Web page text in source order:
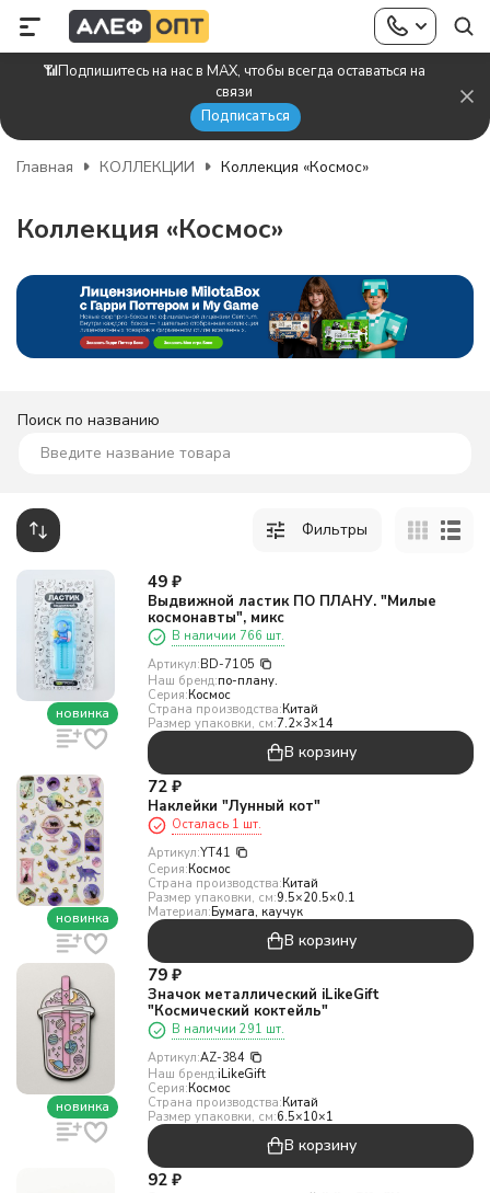
📶Подпишитесь на нас в MAX, чтобы всегда оставаться на
связи
Подписаться
Главная КОЛЛЕКЦИИ Коллекция «Космос»
Коллекция «Космос»
Поиск по названию
Фильтры
новинка
49 ₽
Выдвижной ластик ПО ПЛАНУ. "Милые
космонавты", микс
В наличии 766 шт.
Артикул:BD-7105
Наш бренд:по-плану.
Серия:Космос
Страна производства:Китай
Размер упаковки, см:7.2×3×14
В корзину
новинка
72 ₽
Наклейки "Лунный кот"
Осталась 1 шт.
Артикул:YT41
Серия:Космос
Страна производства:Китай
Размер упаковки, см:9.5×20.5×0.1
Материал:Бумага, каучук
В корзину
новинка
79 ₽
Значок металлический iLikeGift
"Космический коктейль"
В наличии 291 шт.
Артикул:AZ-384
Наш бренд:iLikeGift
Серия:Космос
Страна производства:Китай
Размер упаковки, см:6.5×10×1
В корзину
92 ₽